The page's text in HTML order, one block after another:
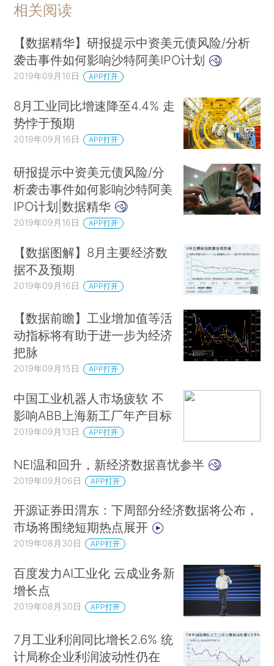
相关阅读
【数据精华】研报提示中资美元债风险/分析
袭击事件如何影响沙特阿美IPO计划
2019年09月16日 APP打开
8月工业同比增速降至4.4% 走
势悖于预期
2019年09月16日 APP打开
研报提示中资美元债风险/分
析袭击事件如何影响沙特阿美
IPO计划|数据精华
2019年09月16日 APP打开
【数据图解】8月主要经济数
据不及预期
2019年09月16日 APP打开
【数据前瞻】工业增加值等活
动指标将有助于进一步为经济
把脉
2019年09月15日 APP打开
中国工业机器人市场疲软 不
影响ABB上海新工厂年产目标
2019年09月13日 APP打开
NEI温和回升，新经济数据喜忧参半
2019年09月06日 APP打开
开源证券田渭东：下周部分经济数据将公布，
市场将围绕短期热点展开
2019年08月30日 APP打开
百度发力AI工业化 云成业务新
增长点
2019年08月30日 APP打开
7月工业利润同比增长2.6% 统
计局称企业利润波动性仍在